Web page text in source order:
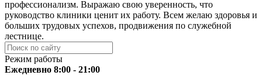
профессионализм. Выражаю свою уверенность, что
руководство клиники ценит их работу. Всем желаю здоровья и
больших трудовых успехов, продвижения по служебной
лестнице.
Режим работы
Ежедневно 8:00 - 21:00